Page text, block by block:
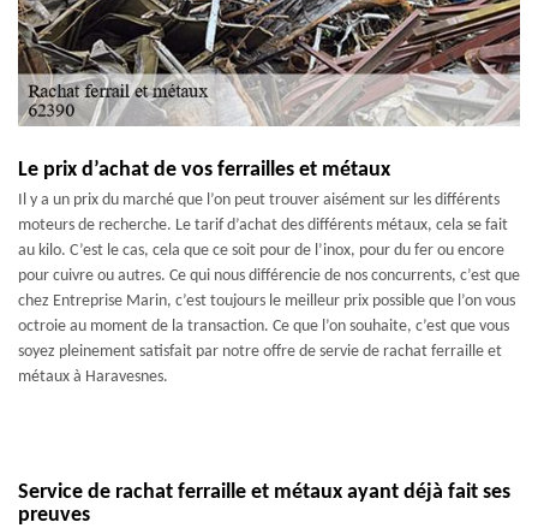
Le prix d’achat de vos ferrailles et métaux
Il y a un prix du marché que l’on peut trouver aisément sur les différents
moteurs de recherche. Le tarif d’achat des différents métaux, cela se fait
au kilo. C’est le cas, cela que ce soit pour de l’inox, pour du fer ou encore
pour cuivre ou autres. Ce qui nous différencie de nos concurrents, c’est que
chez Entreprise Marin, c’est toujours le meilleur prix possible que l’on vous
octroie au moment de la transaction. Ce que l’on souhaite, c’est que vous
soyez pleinement satisfait par notre offre de servie de rachat ferraille et
métaux à Haravesnes.
Service de rachat ferraille et métaux ayant déjà fait ses
preuves